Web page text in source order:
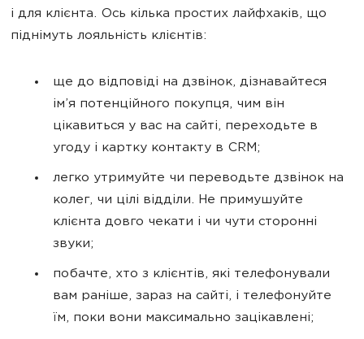
і для клієнта. Ось кілька простих лайфхаків, що
піднімуть лояльність клієнтів:
ще до відповіді на дзвінок, дізнавайтеся
ім’я потенційного покупця, чим він
цікавиться у вас на сайті, переходьте в
угоду і картку контакту в CRM;
легко утримуйте чи переводьте дзвінок на
колег, чи цілі відділи. Не примушуйте
клієнта довго чекати і чи чути сторонні
звуки;
побачте, хто з клієнтів, які телефонували
вам раніше, зараз на сайті, і телефонуйте
їм, поки вони максимально зацікавлені;